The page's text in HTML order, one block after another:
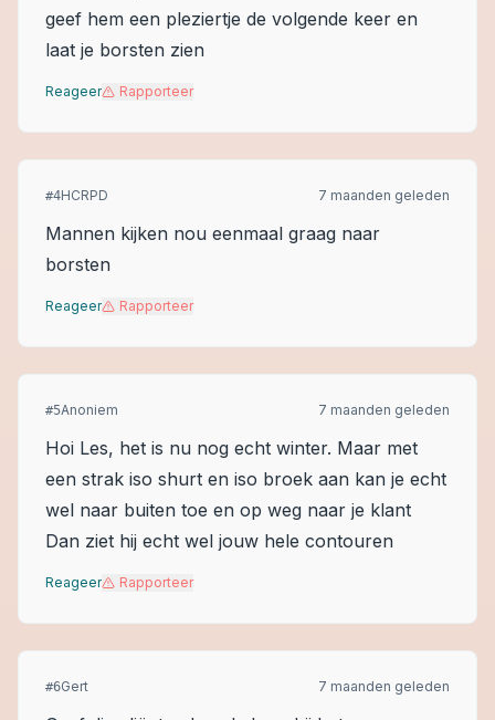
geef hem een pleziertje de volgende keer en
laat je borsten zien
Reageer Rapporteer
#4HCRPD 7 maanden geleden
Mannen kijken nou eenmaal graag naar
borsten
Reageer Rapporteer
#5Anoniem 7 maanden geleden
Hoi Les, het is nu nog echt winter. Maar met
een strak iso shurt en iso broek aan kan je echt
wel naar buiten toe en op weg naar je klant
Dan ziet hij echt wel jouw hele contouren
Reageer Rapporteer
#6Gert 7 maanden geleden